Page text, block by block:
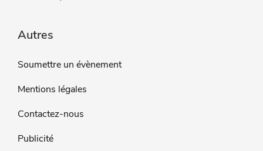
Autres
Soumettre un évènement
Mentions légales
Contactez-nous
Publicité